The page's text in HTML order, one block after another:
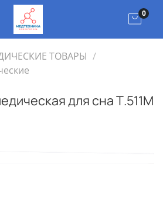
0
ТОВАРЫ
для сна Т.511M